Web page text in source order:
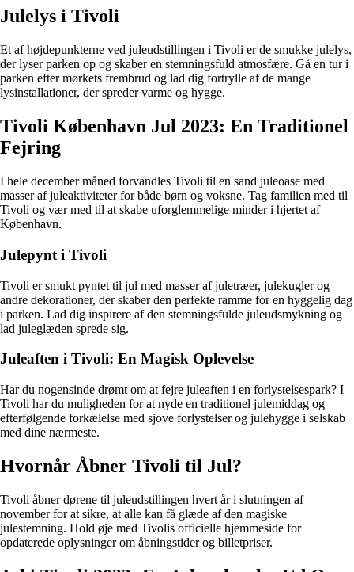
Julelys i Tivoli
Et af højdepunkterne ved juleudstillingen i Tivoli er de smukke julelys,
der lyser parken op og skaber en stemningsfuld atmosfære. Gå en tur i
parken efter mørkets frembrud og lad dig fortrylle af de mange
lysinstallationer, der spreder varme og hygge.
Tivoli København Jul 2023: En Traditionel
Fejring
I hele december måned forvandles Tivoli til en sand juleoase med
masser af juleaktiviteter for både børn og voksne. Tag familien med til
Tivoli og vær med til at skabe uforglemmelige minder i hjertet af
København.
Julepynt i Tivoli
Tivoli er smukt pyntet til jul med masser af juletræer, julekugler og
andre dekorationer, der skaber den perfekte ramme for en hyggelig dag
i parken. Lad dig inspirere af den stemningsfulde juleudsmykning og
lad juleglæden sprede sig.
Juleaften i Tivoli: En Magisk Oplevelse
Har du nogensinde drømt om at fejre juleaften i en forlystelsespark? I
Tivoli har du muligheden for at nyde en traditionel julemiddag og
efterfølgende forkælelse med sjove forlystelser og julehygge i selskab
med dine nærmeste.
Hvornår Åbner Tivoli til Jul?
Tivoli åbner dørene til juleudstillingen hvert år i slutningen af
november for at sikre, at alle kan få glæde af den magiske
julestemning. Hold øje med Tivolis officielle hjemmeside for
opdaterede oplysninger om åbningstider og billetpriser.